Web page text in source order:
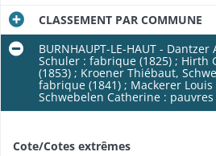
CLASSEMENT PAR COMMUNE
BURNHAUPT-LE-HAUT -
Schuler : fabrique (1825) ; Hirth
(1853) ; Kroener Thiébaut,
fabrique (1841) ; Mackerer
Schwebelen Catherine : pauvres
Cote/Cotes extrêmes